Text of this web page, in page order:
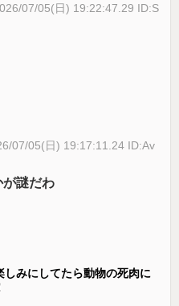
07/05(日) 19:22:47.29 ID:S
07/05(日) 19:17:11.24 ID:Av
が謎だわ
しみにしてたら動物の死肉に